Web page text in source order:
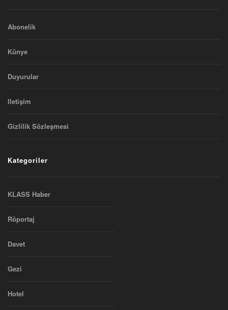
Abonelik
Künye
Duyurular
Iletişim
Gizlilik Sözleşmesi
Kategoriler
KLASS Haber
Röportaj
Davet
Gezi
Hotel